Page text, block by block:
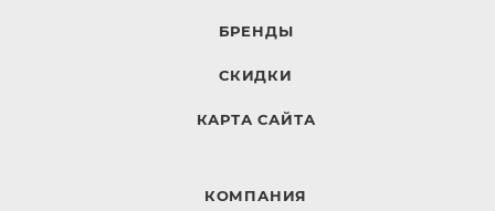
БРЕНДЫ
СКИДКИ
КАРТА САЙТА
КОМПАНИЯ